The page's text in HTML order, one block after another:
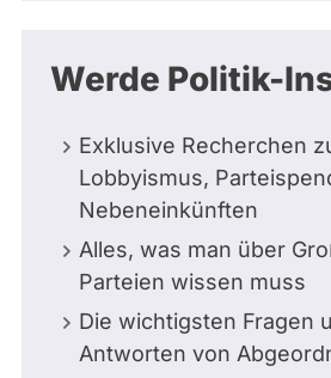
Werde Politik-
Exklusive Recherchen
Lobbyismus,
Nebeneinkünften
Alles, was man über
Parteien wissen muss
Die wichtigsten Fragen
Antworten von